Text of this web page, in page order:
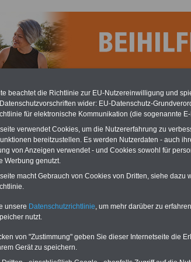
(BBhV): § 20
Angebot: USB-Stick
mit 8 Büchern bzw.
Ratgeber Beihilfe in Bund und
Beamtenexperte Dipl. Verw.
wichtige Abweichungen der
beachtet die Richtlinie zur EU-Nutzereinwilligung und
wider: EU-Datenschutz-
für elektronische Kommunikation (die sogenannte
verwendet Cookies, um die Nutzererfahrung zu
bereitzustellen. Es werden Nutzerdaten - auch
von Anzeigen verwendet - und Cookies sowohl für
Werbung genutzt.
macht Gebrauch von Cookies von Dritten, siehe dazu
unsere Datenschutzrichtlinie, um mehr darüber zu
nutzt.
von "Zustimmung" geben Sie dieser Internetseite die
Gerät zu speichern.